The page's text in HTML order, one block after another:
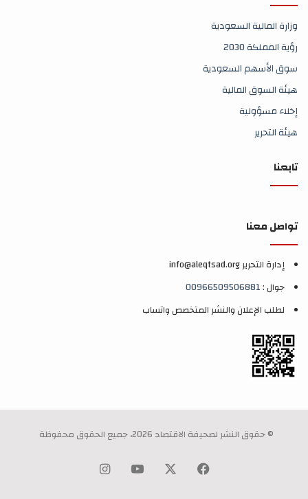
وزارة المالية السعودية
رؤية المملكة 2030
سوق الأسهم السعودية
هيئة السوق المالية
إخلاء مسؤولية
هيئة التحرير
تابعنا
تواصل معنا
إدارة التحرير info@aleqtsad.org
جوال :00966509506881
لطلب الإعلان والنشر المتخصص واتساب
© حقوق النشر لصحيفة الاقتصاد 2026، جميع الحقوق محفوظة
فيسبوك ‫YouTube